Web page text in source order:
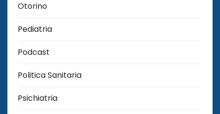
Otorino
Pediatria
Podcast
Politica Sanitaria
Psichiatria